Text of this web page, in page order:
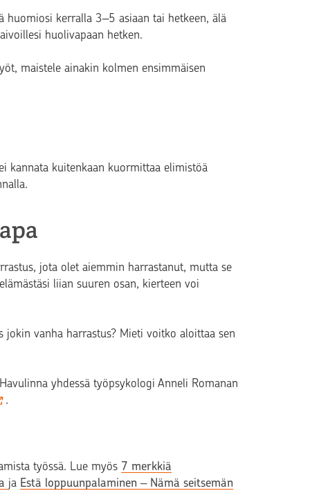
huomiosi kerralla 3‒5 asiaan tai hetkeen, älä
huolivapaan hetken.
maistele ainakin kolmen ensimmäisen
kannata kuitenkaan kuormittaa elimistöä
jota olet aiemmin harrastanut, mutta se
liian suuren osan, kierteen voi
vanha harrastus? Mieti voitko aloittaa sen
yhdessä työpsykologi Anneli Romanan
.
työssä. Lue myös 7 merkkiä
ja Estä loppuunpalaminen ‒ Nämä seitsemän